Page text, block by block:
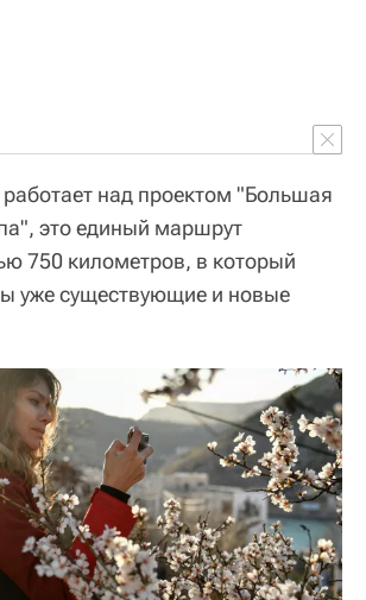
над проектом "Большая
это единый маршрут
750 километров, в который
уже существующие и новые